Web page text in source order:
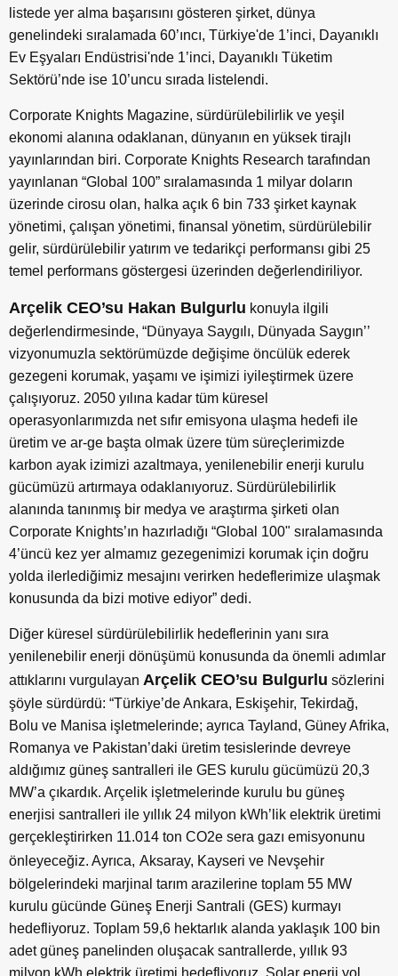
listede yer alma başarısını gösteren şirket, dünya
genelindeki sıralamada 60’ıncı, Türkiye'de 1’inci, Dayanıklı
Ev Eşyaları Endüstrisi'nde 1’inci, Dayanıklı Tüketim
Sektörü’nde ise 10’uncu sırada listelendi.
Corporate Knights Magazine, sürdürülebilirlik ve yeşil
ekonomi alanına odaklanan, dünyanın en yüksek tirajlı
yayınlarından biri. Corporate Knights Research tarafından
yayınlanan “Global 100” sıralamasında 1 milyar doların
üzerinde cirosu olan, halka açık 6 bin 733 şirket kaynak
yönetimi, çalışan yönetimi, finansal yönetim, sürdürülebilir
gelir, sürdürülebilir yatırım ve tedarikçi performansı gibi 25
temel performans göstergesi üzerinden değerlendiriliyor.
Arçelik CEO’su Hakan Bulgurlu konuyla ilgili
değerlendirmesinde, “Dünyaya Saygılı, Dünyada Saygın’’
vizyonumuzla sektörümüzde değişime öncülük ederek
gezegeni korumak, yaşamı ve işimizi iyileştirmek üzere
çalışıyoruz. 2050 yılına kadar tüm küresel
operasyonlarımızda net sıfır emisyona ulaşma hedefi ile
üretim ve ar-ge başta olmak üzere tüm süreçlerimizde
karbon ayak izimizi azaltmaya, yenilenebilir enerji kurulu
gücümüzü artırmaya odaklanıyoruz. Sürdürülebilirlik
alanında tanınmış bir medya ve araştırma şirketi olan
Corporate Knights’ın hazırladığı “Global 100" sıralamasında
4’üncü kez yer almamız gezegenimizi korumak için doğru
yolda ilerlediğimiz mesajını verirken hedeflerimize ulaşmak
konusunda da bizi motive ediyor” dedi.
Diğer küresel sürdürülebilirlik hedeflerinin yanı sıra
yenilenebilir enerji dönüşümü konusunda da önemli adımlar
attıklarını vurgulayan Arçelik CEO’su Bulgurlu sözlerini
şöyle sürdürdü: “Türkiye’de Ankara, Eskişehir, Tekirdağ,
Bolu ve Manisa işletmelerinde; ayrıca Tayland, Güney Afrika,
Romanya ve Pakistan’daki üretim tesislerinde devreye
aldığımız güneş santralleri ile GES kurulu gücümüzü 20,3
MW’a çıkardık. Arçelik işletmelerinde kurulu bu güneş
enerjisi santralleri ile yıllık 24 milyon kWh’lik elektrik üretimi
gerçekleştirirken 11.014 ton CO2e sera gazı emisyonunu
önleyeceğiz. Ayrıca, Aksaray, Kayseri ve Nevşehir
bölgelerindeki marjinal tarım arazilerine toplam 55 MW
kurulu gücünde Güneş Enerji Santrali (GES) kurmayı
hedefliyoruz. Toplam 59,6 hektarlık alanda yaklaşık 100 bin
adet güneş panelinden oluşacak santrallerde, yıllık 93